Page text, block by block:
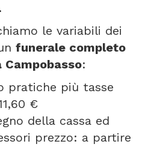
.
le variabili dei
funerale completo
Campobasso:
pratiche più tasse
€
della cassa ed
prezzo: a partire